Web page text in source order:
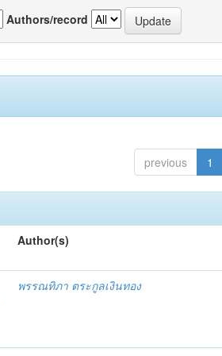
Authors/record
previous 1
Author(s)
พรรณทิภา ตระกูลเงินทอง